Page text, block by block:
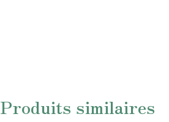
Produits similaires